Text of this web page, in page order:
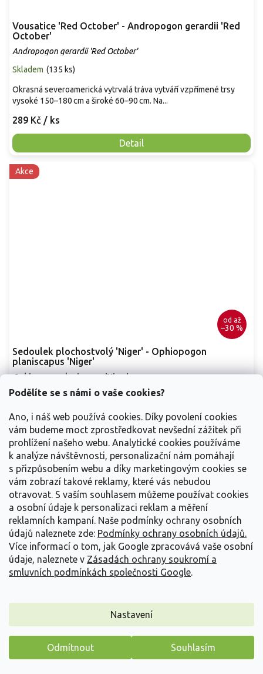
Podělíte se s námi o vaše cookies?
Ano, i náš web používá cookies. Díky povolení cookies
vám budeme moct zprostředkovat nevšední zážitek při
prohlížení našeho webu. Analytické cookies používáme
k analýze návštěvnosti, personalizační nám pomáhají
s přizpůsobením webu a díky marketingovým cookies se
vám zobrazí takové reklamy, které vás nebudou
otravovat. S vaším souhlasem můžeme používat cookies
a osobní údaje k personalizaci reklam a měření
reklamních kampaní. Naše podmínky ochrany osobních
údajů naleznete zde: Podmínky ochrany osobních údajů.
Více informací o tom, jak Google zpracovává vaše osobní
údaje, naleznete v Zásadách ochrany soukromí a
smluvních podmínkách společnosti Google.
Nastavení
Odmítnout Souhlasím
Vousatice 'Red October' - Andropogon gerardii 'Red
October'
Andropogon gerardii 'Red October'
Skladem (135 ks)
289 Kč / ks
Detail
Okrasná severoamerická vytrvalá tráva vytváří vzpřímené trsy
vysoké 150–180 cm a široké 60–90 cm. Na...
Akce
od až
–30 %
Sedoulek plochostvolý 'Niger' - Ophiopogon
planiscapus 'Niger'
Ophiopogon planiscapus 'Niger'
Skladem ( 94 ks
od139 Kč/ ks
Detail
Okrasná trvalka původem z východní Asie. Přináší stabilní, téměř
černé olistění po většinu roku a...
Akce
Novinka
Máme pro vás malý dárek